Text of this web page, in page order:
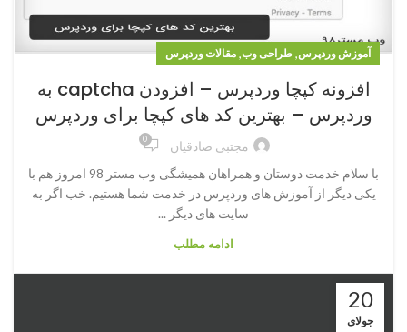
آموزش وردپرس, طراحی وب, مقالات وردپرس
افزونه کپچا وردپرس – افزودن captcha به
وردپرس – بهترین کد های کپچا برای وردپرس
مجتبی صادقیان 0
با سلام خدمت دوستان و همراهان همیشگی وب مستر 98 امروز هم با
یکی دیگر از آموزش های وردپرس در خدمت شما هستیم. خب اگر به
سایت های دیگر ...
ادامه مطلب
20
جولای